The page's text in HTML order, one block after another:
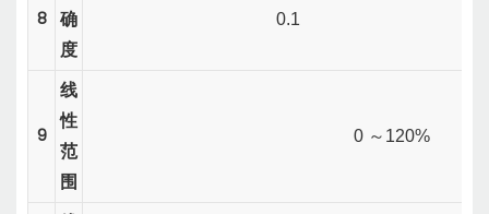
8
确
度
0.1
9
线
性
范
围
0 ～ 120%